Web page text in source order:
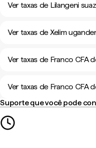
Ver taxas de Lilangeni
Ver taxas de Xelim
Ver taxas de Franco CFA
Ver taxas de Franco CFA
Suporte que você pode